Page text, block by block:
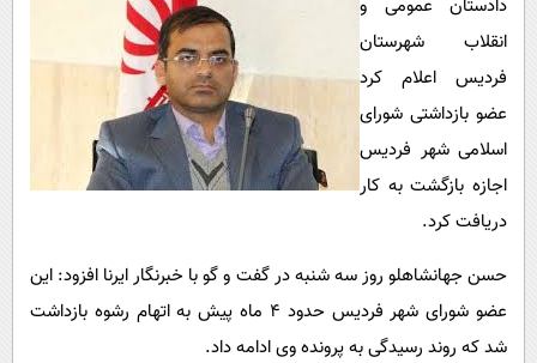
محیط زیست
فرهنگی
بین الملل
دادستان عمومی و
انقلاب شهرستان
فردیس اعلام کرد
عضو بازداشتی شورای
اسلامی شهر فردیس
اجازه بازگشت به کار
دریافت کرد.
حسن جهانشاهلو روز سه شنبه در گفت و گو با خبرنگار ایرنا افزود: این
عضو شورای شهر فردیس حدود 4 ماه پیش به اتهام رشوه بازداشت
شد که روند رسیدگی به پرونده وی ادامه داد.